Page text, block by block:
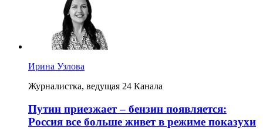
Ирина Узлова
Журналистка, ведущая 24 Канала
Путин приезжает – бензин появляется:
Россия все больше живет в режиме показухи